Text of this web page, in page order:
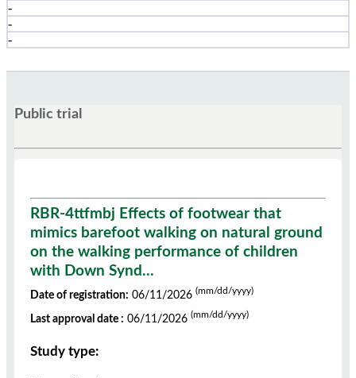
-
-
-
Public trial
RBR-4ttfmbj Effects of footwear that
mimics barefoot walking on natural ground
on the walking performance of children
with Down Synd...
Date of registration: 06/11/2026 (mm/dd/yyyy)
Last approval date : 06/11/2026 (mm/dd/yyyy)
Study type: